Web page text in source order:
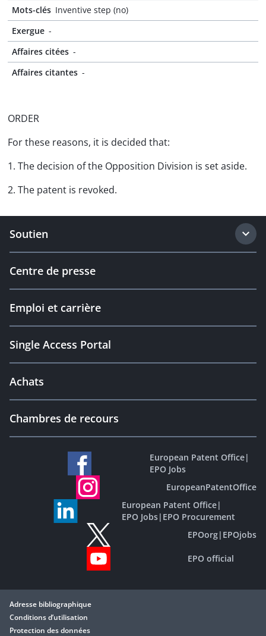
Mots-clés Inventive step (no)
Exergue -
Affaires citées -
Affaires citantes -
ORDER
For these reasons, it is decided that:
1. The decision of the Opposition Division is set aside.
2. The patent is revoked.
Soutien
Centre de presse
Emploi et carrière
Single Access Portal
Achats
Chambres de recours
European Patent Office|
EPO Jobs
EuropeanPatentOffice
European Patent Office|
EPO Jobs| EPO Procurement
EPOorg| EPOjobs
EPO official
Adresse bibliographique
Conditions d’utilisation
Protection des données